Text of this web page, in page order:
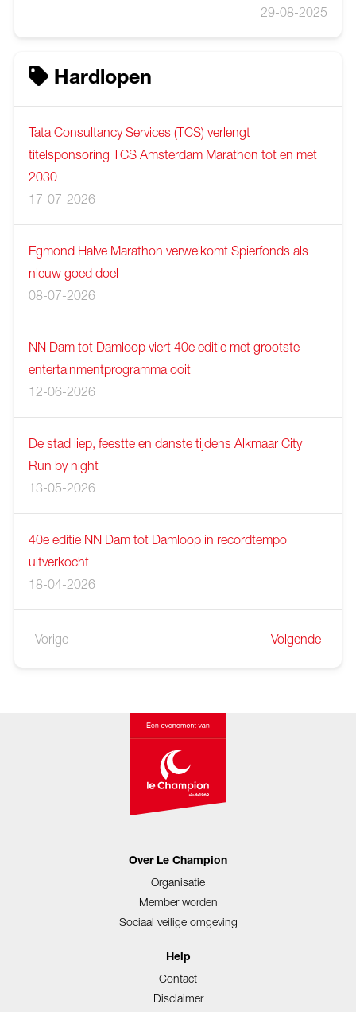
29-08-2025
Hardlopen
Tata Consultancy Services (TCS) verlengt
titelsponsoring TCS Amsterdam Marathon tot en met
2030
17-07-2026
Egmond Halve Marathon verwelkomt Spierfonds als
nieuw goed doel
08-07-2026
NN Dam tot Damloop viert 40e editie met grootste
entertainmentprogramma ooit
12-06-2026
De stad liep, feestte en danste tijdens Alkmaar City
Run by night
13-05-2026
40e editie NN Dam tot Damloop in recordtempo
uitverkocht
18-04-2026
Vorige Volgende
Over Le Champion
Organisatie
Member worden
Sociaal veilige omgeving
Help
Contact
Disclaimer